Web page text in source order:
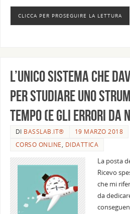
CLICCA PER PROSEGUIRE LA LETTURA
L’unico sistema che
per studiare uno
tempo (e gli errori da
DI BASSLAB.IT®
19 MARZO 2018
CORSO ONLINE, DIDATTICA
La posta
Ricevo
che mi
da